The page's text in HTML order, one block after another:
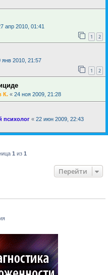
апр 2010, 01:41
1 2
янв 2010, 21:57
1 2
К. « 24 ноя 2009, 21:28
психолог « 22 июн 2009, 22:43
1 из 1
Перейти